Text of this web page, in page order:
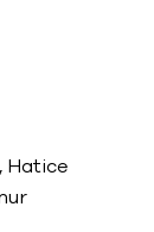
Hatice